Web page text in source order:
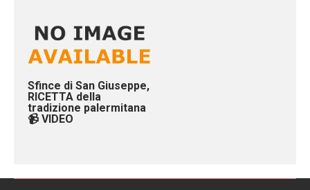
Sfince di San Giuseppe,
RICETTA della
tradizione palermitana
📹 VIDEO